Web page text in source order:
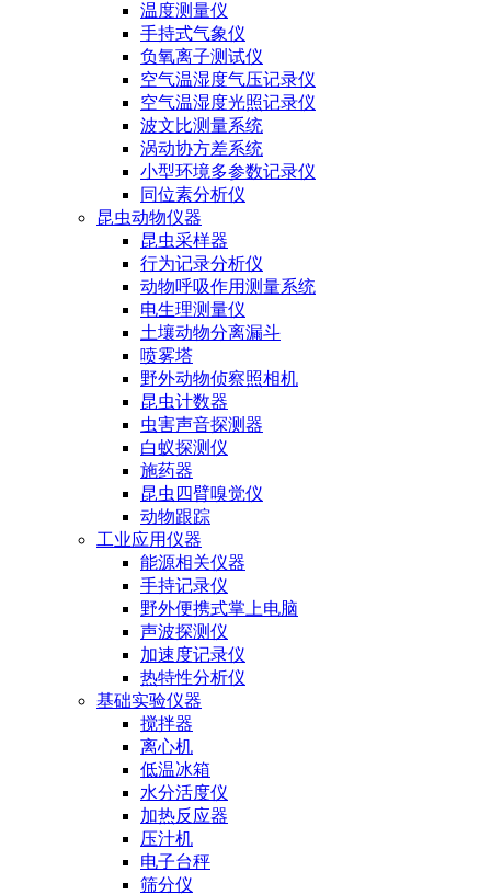
温度测量仪
手持式气象仪
负氧离子测试仪
空气温湿度气压记录仪
空气温湿度光照记录仪
波文比测量系统
涡动协方差系统
小型环境多参数记录仪
同位素分析仪
昆虫动物仪器
昆虫采样器
行为记录分析仪
动物呼吸作用测量系统
电生理测量仪
土壤动物分离漏斗
喷雾塔
野外动物侦察照相机
昆虫计数器
虫害声音探测器
白蚁探测仪
施药器
昆虫四臂嗅觉仪
动物跟踪
工业应用仪器
能源相关仪器
手持记录仪
野外便携式掌上电脑
声波探测仪
加速度记录仪
热特性分析仪
基础实验仪器
搅拌器
离心机
低温冰箱
水分活度仪
加热反应器
压汁机
电子台秤
筛分仪